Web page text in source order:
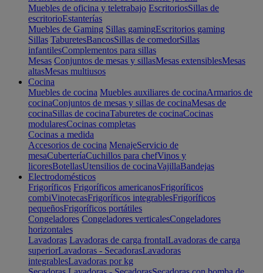
Muebles de oficina y teletrabajo EscritoriosSillas de
escritorioEstanterías
Muebles de Gaming Sillas gamingEscritorios gaming
Sillas TaburetesBancosSillas de comedorSillas
infantilesComplementos para sillas
Mesas Conjuntos de mesas y sillasMesas extensiblesMesas
altasMesas multiusos
Cocina
Muebles de cocina Muebles auxiliares de cocinaArmarios de
cocinaConjuntos de mesas y sillas de cocinaMesas de
cocinaSillas de cocinaTaburetes de cocinaCocinas
modularesCocinas completas
Cocinas a medida
Accesorios de cocina MenajeServicio de
mesaCuberteríaCuchillos para chefVinos y
licoresBotellasUtensilios de cocinaVajillaBandejas
Electrodomésticos
Frigoríficos Frigoríficos americanosFrigoríficos
combiVinotecasFrigoríficos integrablesFrigoríficos
pequeñosFrigoríficos portátiles
Congeladores Congeladores verticalesCongeladores
horizontales
Lavadoras Lavadoras de carga frontalLavadoras de carga
superiorLavadoras - SecadorasLavadoras
integrablesLavadoras por kg